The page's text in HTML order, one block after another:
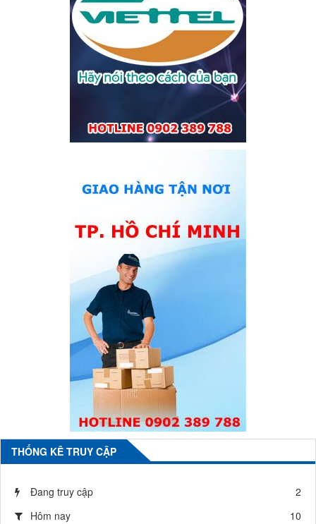
THỐNG KÊ TRUY CẬP
Đang truy cập
2
Hôm nay
10